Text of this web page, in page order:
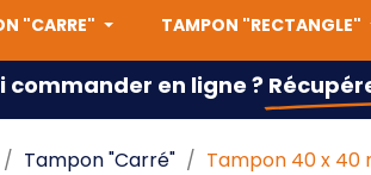
"CARRE" TAMPON "RECTANGLE"
commander en ligne ?
Tampon "Carré" Tampon 40 x 40